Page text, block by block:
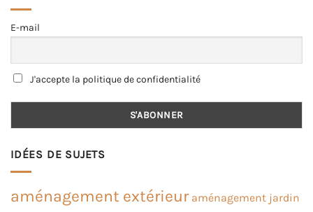
E-mail
J'accepte la politique de confidentialité
IDÉES DE SUJETS
aménagement extérieur aménagement jardin